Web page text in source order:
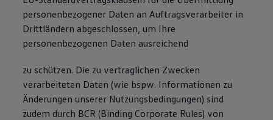
personenbezogener Daten an Auftragsverarbeiter in
Drittländern abgeschlossen, um Ihre
personenbezogenen Daten ausreichend
zu schützen. Die zu vertraglichen Zwecken
verarbeiteten Daten (wie bspw. Informationen zu
Änderungen unserer Nutzungsbedingungen) sind
zudem durch BCR (Binding Corporate Rules) von